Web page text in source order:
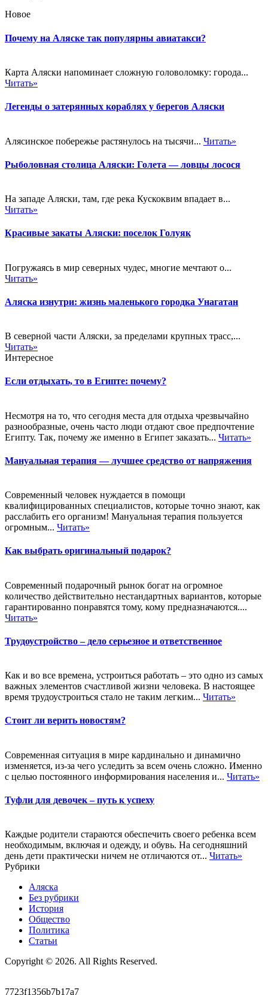
Новое
Почему на Аляске так популярны авиатакси?
Карта Аляски напоминает сложную головоломку: города...
Читать»
Легенды о затерянных кораблях у берегов Аляски
Алясинское побережье растянулось на тысячи... Читать»
Рыболовная столица Аляски: Голета — ловцы лосося
На западе Аляски, там, где река Кускоквим впадает в...
Читать»
Красивые закаты Аляски: поселок Голуяк
Погружаясь в мир северных чудес, многие мечтают о...
Читать»
Аляска изнутри: жизнь маленького городка Унагатан
В северной части Аляски, за пределами крупных трасс,...
Читать»
Интересное
Если отдыхать, то в Египте: почему?
Несмотря на то, что сегодня места для отдыха чрезвычайно
разнообразные, очень часто люди отдают свое предпочтение
Египту. Так, почему же именно в Египет заказать... Читать»
Мануальная терапия — лучшее средство от напряжения
Современный человек нуждается в помощи
квалифицированных специалистов, которые точно знают, как
расслабить его организм! Мануальная терапия пользуется
огромным... Читать»
Как выбрать оригинальный подарок?
Современный подарочный рынок богат на огромное
количество действительно нестандартных вариантов, которые
гарантированно понравятся тому, кому предназначаются....
Читать»
Трудоустройство – дело серьезное и ответственное
Как и во все времена, устроиться работать – это одно из самых
важных элементов счастливой жизни человека. В настоящее
время трудоустроиться стало не таким легким... Читать»
Стоит ли верить новостям?
Современная ситуация в мире кардинально и динамично
изменяется, из-за чего уследить за всем очень сложно. Именно
с целью постоянного информирования населения и... Читать»
Туфли для девочек – путь к успеху
Каждые родители стараются обеспечить своего ребенка всем
необходимым, включая и одежду, и обувь. На сегодняшний
день дети практически ничем не отличаются от... Читать»
Рубрики
Аляска
Без рубрики
История
Общество
Политика
Статьи
Copyright © 2026. All Rights Reserved.
7723f1356b7b17a7